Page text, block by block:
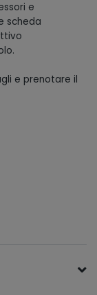
e
scheda
e prenotare il